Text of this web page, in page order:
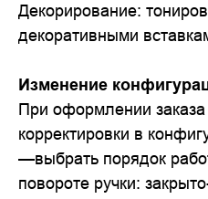
Декорирование:
декоративными
Изменение
При оформлении
корректировки в
—выбрать порядок
повороте ручки: